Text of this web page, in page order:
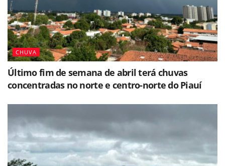
CHUVA
Último fim de semana de abril terá chuvas
concentradas no norte e centro-norte do Piauí